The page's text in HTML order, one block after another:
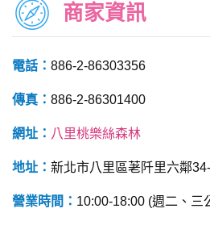
商家資訊
電話： 886-2-86303356
傳真： 886-2-86301400
網址： 八里桃樂絲森林
地址： 新北市八里區荖阡里六鄰
營業時間： 10:00-18:00 (週二、三